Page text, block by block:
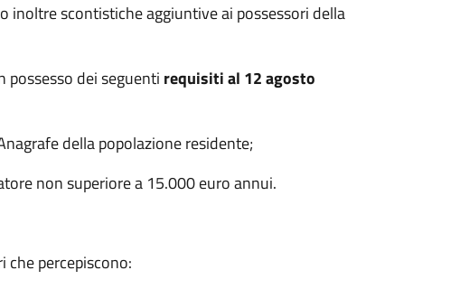
inoltre scontistiche aggiuntive ai possessori della
possesso dei seguenti requisiti al 12 agosto
della popolazione residente;
non superiore a 15.000 euro annui.
che percepiscono: